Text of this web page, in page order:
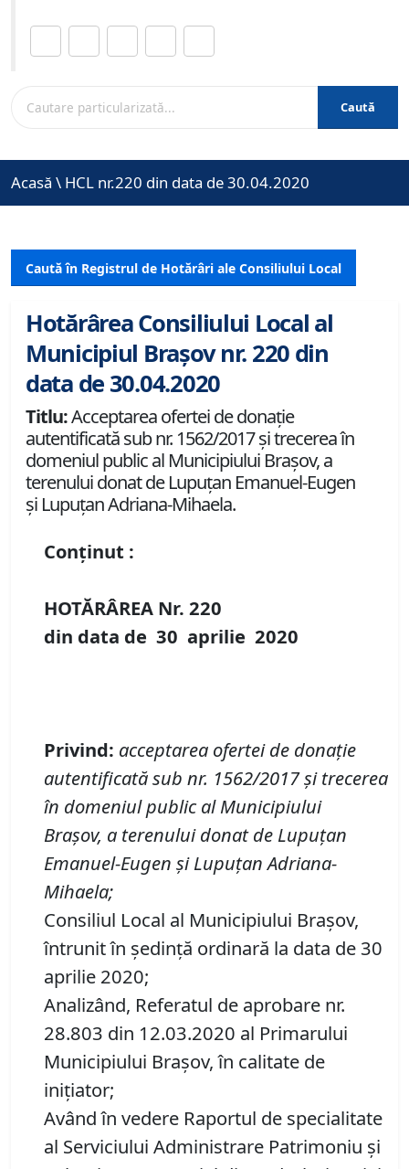
Caută
Acasă \ HCL nr.220 din data de 30.04.2020
Caută în Registrul de Hotărâri ale Consiliului Local
Hotărârea Consiliului Local al
Municipiul Brașov nr. 220 din
data de 30.04.2020
Titlu:Acceptarea ofertei de donaţie
autentificată sub nr. 1562/2017 şi trecerea în
domeniul public al Municipiului Braşov, a
terenului donat de Lupuțan Emanuel-Eugen
și Lupuțan Adriana-Mihaela.
Conținut :
HOTĂRÂREA Nr. 220
din data de 30 aprilie 2020
Privind: acceptarea ofertei de donaţie
autentificată sub nr. 1562/2017şi trecerea
în domeniul public al Municipiului
Braşov, a terenuluidonat de Lupuțan
Emanuel-Eugen și Lupuțan Adriana-
Mihaela;
Consiliul Local al Municipiului Brașov,
întrunit în ședință ordinară la data de 30
aprilie 2020;
Analizând, Referatul de aprobare nr.
28.803 din 12.03.2020 al Primarului
Municipiului Brașov, în calitate de
inițiator;
Având în vedere Raportul de specialitate
al Serviciului Administrare Patrimoniu şi